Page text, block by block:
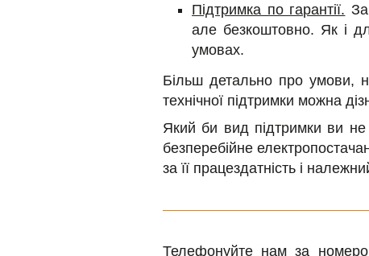
Підтримка по гарантії.
але безкоштовно. Як і
умовах.
Більш детально про умови,
технічної підтримки можна
Який би вид підтримки ви
безперебійне
за її працездатність і
Телефонуйте нам за